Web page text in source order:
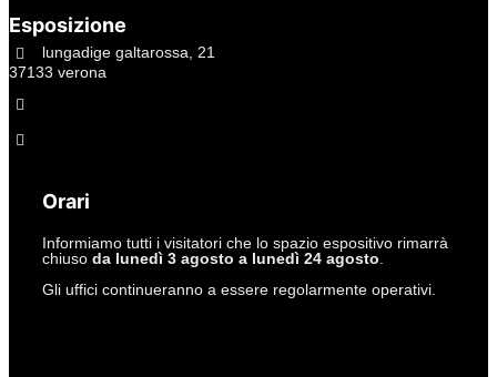
Esposizione
lungadige galtarossa, 21
37133 verona
Orari
Informiamo tutti i visitatori che lo spazio espositivo rimarrà
chiuso da lunedì 3 agosto a lunedì 24 agosto
Gli uffici continueranno a essere regolarmente operativi.